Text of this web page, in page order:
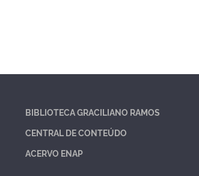
BIBLIOTECA GRACILIANO RAMOS
CENTRAL DE CONTEÚDO
ACERVO ENAP